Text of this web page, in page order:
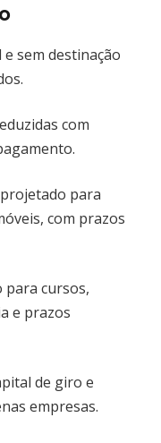
e sem destinação
com
projetado para
com prazos
para cursos,
e prazos
de giro e
empresas.